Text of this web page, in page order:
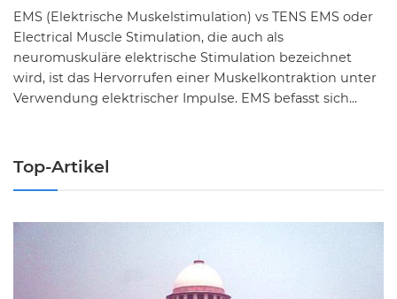
EMS (Elektrische Muskelstimulation) vs TENS EMS oder
Electrical Muscle Stimulation, die auch als
neuromuskuläre elektrische Stimulation bezeichnet
wird, ist das Hervorrufen einer Muskelkontraktion unter
Verwendung elektrischer Impulse. EMS befasst sich...
Top-Artikel